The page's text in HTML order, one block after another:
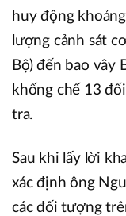
huy động
lượng cảnh sát
Bộ) đến bao vây
khống chế 13
tra.
Sau khi lấy lời
xác định ông
các đối tượng